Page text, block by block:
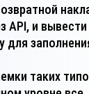
API, и вывести
для
таких